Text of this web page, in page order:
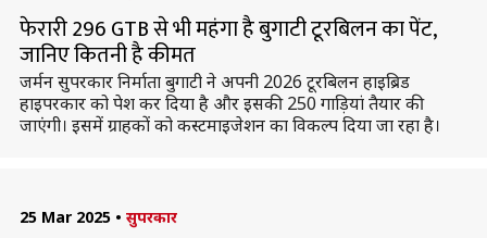
फेरारी 296 GTB से भी महंगा है बुगाटी टूरबिलन का पेंट,
जानिए कितनी है कीमत
जर्मन सुपरकार निर्माता बुगाटी ने अपनी 2026 टूरबिलन हाइब्रिड
हाइपरकार को पेश कर दिया है और इसकी 250 गाड़ियां तैयार की
जाएंगी। इसमें ग्राहकों को कस्टमाइजेशन का विकल्प दिया जा रहा है।
25 Mar 2025 • सुपरकार